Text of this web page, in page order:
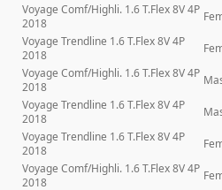
Voyage Comf/Highli. 1.6 T.Flex 8V 4P
2018
Voyage Trendline 1.6 T.Flex 8V 4P
2018
Voyage Comf/Highli. 1.6 T.Flex 8V 4P
2018
Voyage Trendline 1.6 T.Flex 8V 4P
2018
Voyage Trendline 1.6 T.Flex 8V 4P
2018
Voyage Comf/Highli. 1.6 T.Flex 8V 4P
2018